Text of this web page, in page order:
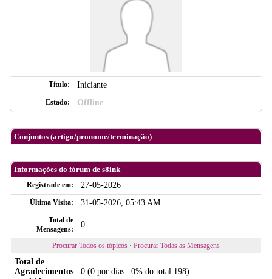
Título: Iniciante
Estado: Offline
Conjuntos (artigo/pronome/terminação)
Informações do fórum de s8ink
Registrade em: 27-05-2026
Última Visita: 31-05-2026, 05:43 AM
Total de
Mensagens:
0
Procurar Todos os tópicos · Procurar Todas as Mensagens
Total de
Agradecimentos
0 (0 por dias | 0% do total 198)